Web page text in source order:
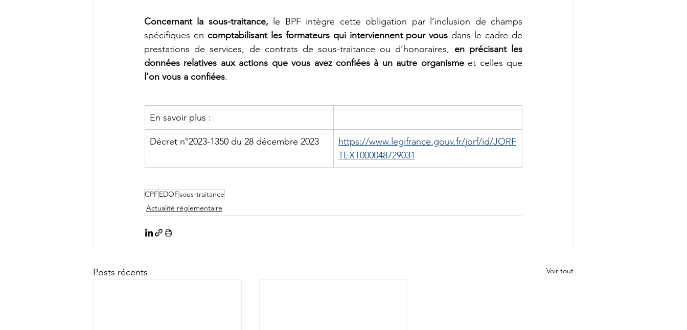
Concernant la sous-traitance, le BPF intègre cette obligation par l’inclusion de champs
spécifiques en comptabilisant les formateurs qui interviennent pour vous dans le cadre de
prestations de services, de contrats de sous-traitance ou d’honoraires, en précisant les
données relatives aux actions que vous avez confiées à un autre organisme
l’on vous a confiées.
En savoir plus :
Décret n°2023-1350 du 28 décembre 2023
https://www.legifrance.gouv.fr/jorf/id/JORF
TEXT000048729031
CPFEDOFsous-traitance
Actualité réglementaire
Posts récents Voir tout